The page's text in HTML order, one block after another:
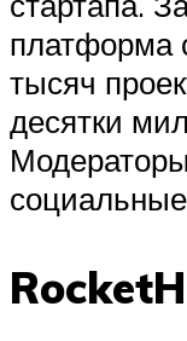
платформа
тысяч
десятки